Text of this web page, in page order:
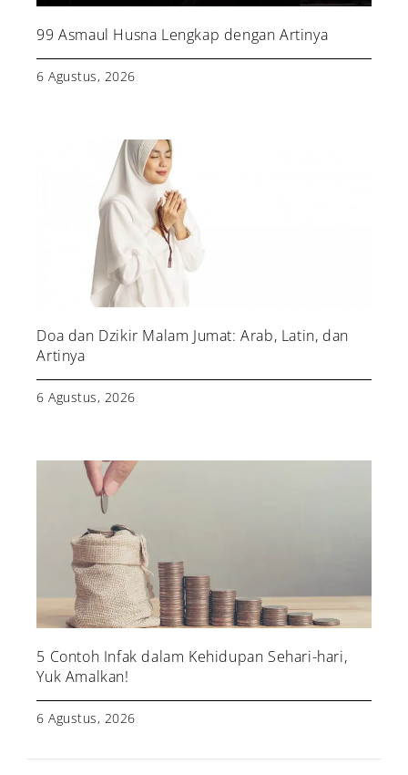
99 Asmaul Husna Lengkap dengan Artinya
6 Agustus, 2026
Doa dan Dzikir Malam Jumat: Arab, Latin, dan
Artinya
6 Agustus, 2026
5 Contoh Infak dalam Kehidupan Sehari-hari,
Yuk Amalkan!
6 Agustus, 2026